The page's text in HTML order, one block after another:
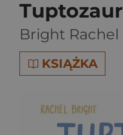
Tuptozaur
Bright Rachel
KSIĄŻKA